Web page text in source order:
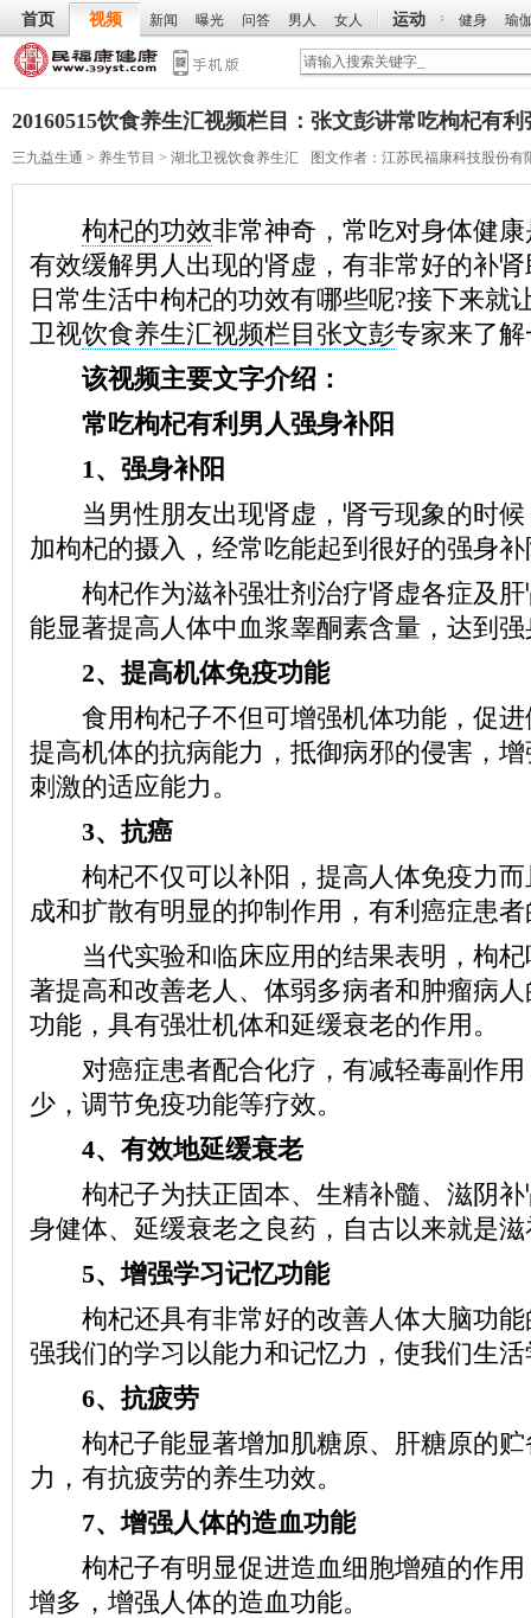
首页 视频 新闻 曝光 问答 男人 女人 运动 健身 瑜
20160515饮食养生汇视频栏目：张文彭讲常吃枸杞有利
三九益生通 > 养生节目 > 湖北卫视饮食养生汇 图文作者： 江苏民福康科技股份有
枸杞的功效非常神奇，常吃对身体健
有效缓解男人出现的肾虚，有非常好的补
日常生活中枸杞的功效有哪些呢?接下来就
卫视饮食养生汇视频栏目张文彭专家来了
该视频主要文字介绍：
常吃枸杞有利男人强身补阳
1、强身补阳
当男性朋友出现肾虚，肾亏现象的时候
加枸杞的摄入，经常吃能起到很好的强身
枸杞作为滋补强壮剂治疗肾虚各症及肝
能显著提高人体中血浆睾酮素含量，达到
2、提高机体免疫功能
食用枸杞子不但可增强机体功能，促进
提高机体的抗病能力，抵御病邪的侵害，
刺激的适应能力。
3、抗癌
枸杞不仅可以补阳，提高人体免疫力而
成和扩散有明显的抑制作用，有利癌症患
当代实验和临床应用的结果表明，枸杞
著提高和改善老人、体弱多病者和肿瘤病
功能，具有强壮机体和延缓衰老的作用。
对癌症患者配合化疗，有减轻毒副作用
少，调节免疫功能等疗效。
4、有效地延缓衰老
枸杞子为扶正固本、生精补髓、滋阴补
身健体、延缓衰老之良药，自古以来就是
5、增强学习记忆功能
枸杞还具有非常好的改善人体大脑功能
强我们的学习以能力和记忆力，使我们生
6、抗疲劳
枸杞子能显著增加肌糖原、肝糖原的贮
力，有抗疲劳的养生功效。
7、增强人体的造血功能
枸杞子有明显促进造血细胞增殖的作用
增多，增强人体的造血功能。